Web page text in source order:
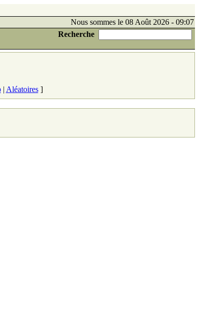
Nous sommes le 08 Août 2026 - 09:07
Recherche
| Aléatoires]